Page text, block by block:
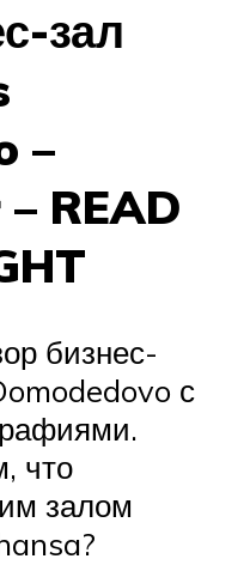
зал
–
READ
бизнес-
с
что
залом